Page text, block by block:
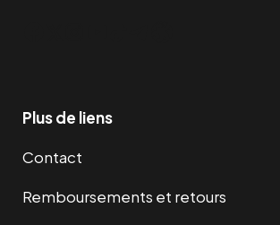
Plus de liens
Contact
Remboursements et retours